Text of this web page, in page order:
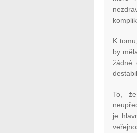
K
by
žádné
To,
je